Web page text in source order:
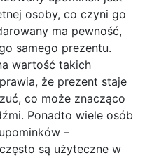
osoby, co czyni go
ma pewność,
samego prezentu.
wartość takich
że prezent staje
co może znacząco
Ponadto wiele osób
–
są użyteczne w